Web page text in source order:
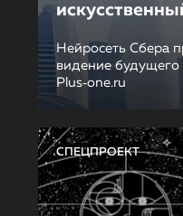
Нейросеть Сбера
видение
Plus‑one.ru
СПЕЦПРОЕКТ